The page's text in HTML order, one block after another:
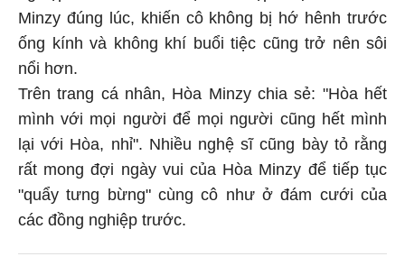
Minzy đúng lúc, khiến cô không bị hớ hênh trước
ống kính và không khí buổi tiệc cũng trở nên sôi
nổi hơn.
Trên trang cá nhân, Hòa Minzy chia sẻ: "Hòa hết
mình với mọi người để mọi người cũng hết mình
lại với Hòa, nhỉ". Nhiều nghệ sĩ cũng bày tỏ rằng
rất mong đợi ngày vui của Hòa Minzy để tiếp tục
"quẩy tưng bừng" cùng cô như ở đám cưới của
các đồng nghiệp trước.